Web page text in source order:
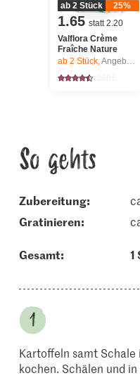
ab 2 Stück 25%
1.65 statt 2.20
Valflora Crème
Fraîche Nature
ab 2 Stück,Angebot gilt nur vom 6.8. bis 12.8.2026, solange Vorrat.
So gehts
Zubereitung:
gratinieren:
Gesamt: 1
Kartoffeln samt Schale
kochen. Schälen und